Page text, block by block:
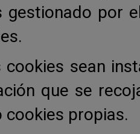
gestionado por
cookies sean
que se
cookies propias.